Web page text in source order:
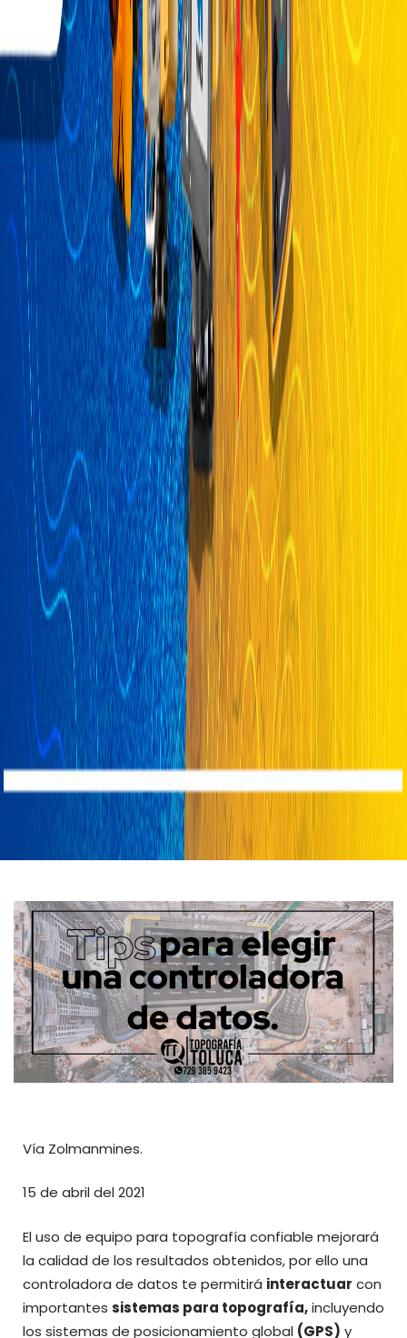
Vía Zolmanmines.
15 de abril del 2021
El uso de equipo para topografía confiable mejorará
la calidad de los resultados obtenidos, por ello una
controladora de datos te permitirá interactuar con
importantes sistemas para topografía,incluyendo
los sistemas de posicionamiento global (GPS) y